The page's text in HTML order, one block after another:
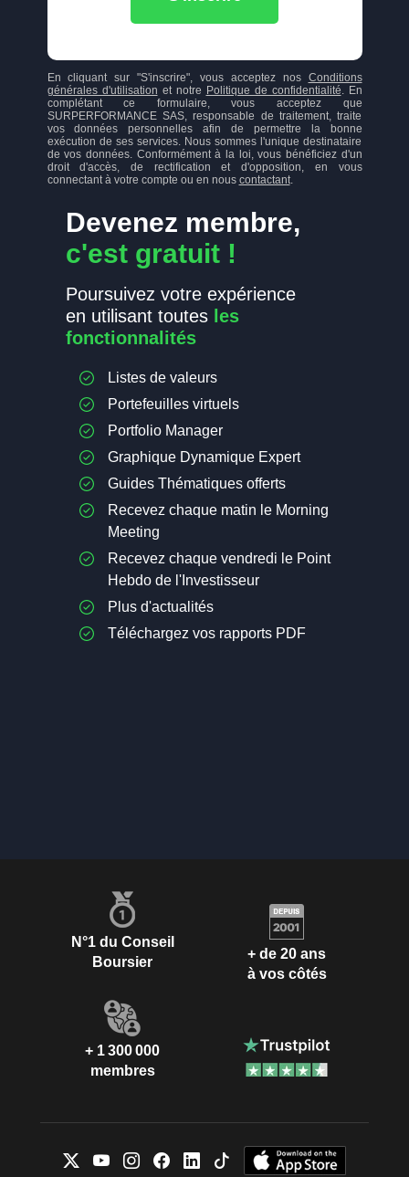
Devenez membre,
c'est gratuit !
Poursuivez votre expérience
en utilisant toutes les
fonctionnalités
Listes de valeurs
Portefeuilles virtuels
Portfolio Manager
Graphique Dynamique Expert
Guides Thématiques offerts
Recevez chaque matin le Morning
Meeting
Recevez chaque vendredi le Point
Hebdo de l'Investisseur
Plus d'actualités
Téléchargez vos rapports PDF
En cliquant sur "S'inscrire", vous acceptez nos Conditions
générales d'utilisation et notre Politique de confidentialité. En
complétant ce formulaire, vous acceptez que
SURPERFORMANCE SAS, responsable de traitement, traite
vos données personnelles afin de permettre la bonne
exécution de ses services. Nous sommes l'unique destinataire
de vos données. Conformément à la loi, vous bénéficiez d'un
droit d'accès, de rectification et d'opposition, en vous
connectant à votre compte ou en nous contactant.
N°1 du Conseil
Boursier
+ de 20 ans
à vos côtés
+ 1 300 000
membres